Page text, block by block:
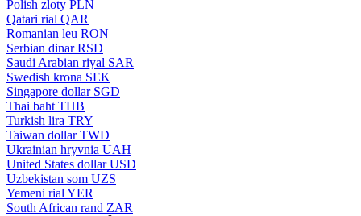
Polish zloty PLN
Qatari rial QAR
Romanian leu RON
Serbian dinar RSD
Saudi Arabian riyal SAR
Swedish krona SEK
Singapore dollar SGD
Thai baht THB
Turkish lira TRY
Taiwan dollar TWD
Ukrainian hryvnia UAH
United States dollar USD
Uzbekistan som UZS
Yemeni rial YER
South African rand ZAR